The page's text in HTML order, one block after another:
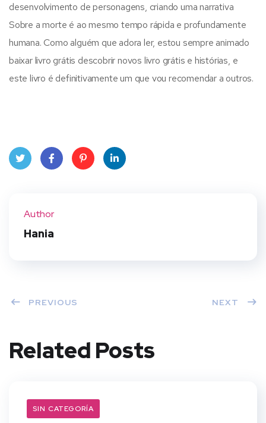
desenvolvimento de personagens, criando uma narrativa
Sobre a morte é ao mesmo tempo rápida e profundamente
humana. Como alguém que adora ler, estou sempre animado
baixar livro grátis descobrir novos livro grátis e histórias, e
este livro é definitivamente um que vou recomendar a outros.
Author
Hania
PREVIOUS NEXT
Related Posts
SIN CATEGORÍA